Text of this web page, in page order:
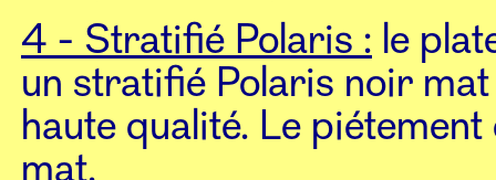
4 - Stratifié Polaris : le
un stratifié Polaris noir
haute qualité. Le
mat.